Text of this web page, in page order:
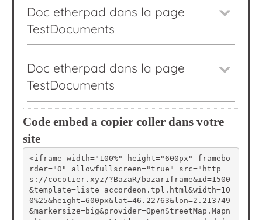
Code embed a copier coller dans votre
site
<iframe width="100%" height="600px" framebo
rder="0" allowfullscreen="true" src="http
s://cocotier.xyz/?BazaR/bazariframe&id=1500
&template=liste_accordeon.tpl.html&width=10
0%25&height=600px&lat=46.22763&lon=2.213749
&markersize=big&provider=OpenStreetMap.Mapn